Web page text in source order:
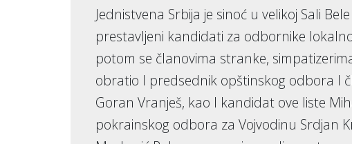
Jednistvena Srbija je sinoć u velikoj Sali
prestavljeni kandidati za odbornike
potom se članovima stranke,
obratio I predsednik opštinskog odbora I
Goran Vranješ, kao I kandidat ove liste
pokrainskog odbora za Vojvodinu Srdjan